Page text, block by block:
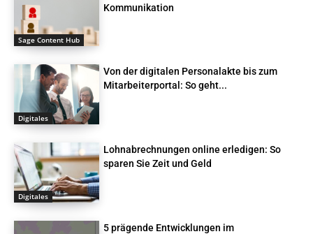
Sage Content Hub
Kommunikation
Digitales
Von der digitalen Personalakte bis zum
Mitarbeiterportal: So geht...
Digitales
Lohnabrechnungen online erledigen: So
sparen Sie Zeit und Geld
5 prägende Entwicklungen im